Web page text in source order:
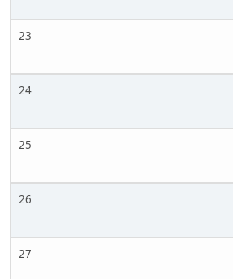
23
24
25
26
27